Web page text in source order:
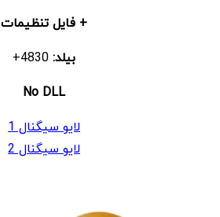
+ فایل تنظیمات
بیلد:
No DLL
لایو سیگنال 1
لایو سیگنال 2